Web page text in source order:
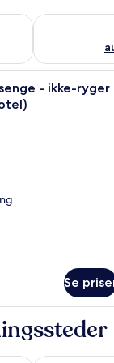
8 - aug. 9
Tjek
med to
- ikke-ryger
Se